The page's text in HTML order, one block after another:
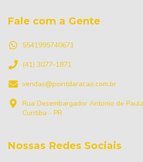
Fale com a Gente
5541995740671
(41) 3077-1871
vendas@pointdaracao.com.br
Rua Desembargador Antonio de
Curitiba - PR
Nossas Redes Sociais